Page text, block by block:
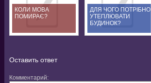
КОЛИ МОВА
ПОМИРАЄ?
ДЛЯ ЧОГО ПОТРІБНО
УТЕПЛЮВАТИ
БУДИНОК?
Оставить ответ
Комментарий